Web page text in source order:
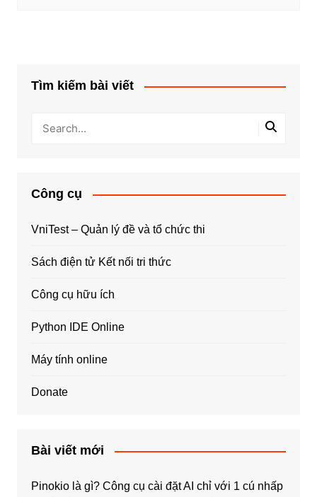
Tìm kiếm bài viết
Công cụ
VniTest – Quản lý đề và tổ chức thi
Sách điện tử Kết nối tri thức
Công cụ hữu ích
Python IDE Online
Máy tính online
Donate
Bài viết mới
Pinokio là gì? Công cụ cài đặt AI chỉ với 1 cú nhấp